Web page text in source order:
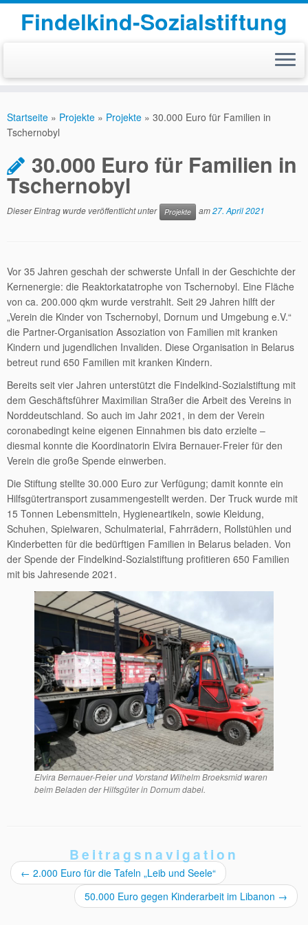
Inhalt
springen
Findelkind-Sozialstiftung
Startseite » Projekte » Projekte » 30.000 Euro für Familien in
Tschernobyl
30.000 Euro für Familien in
Tschernobyl
Dieser Eintrag wurde veröffentlicht unter Projekte am27. April 2021
Vor 35 Jahren geschah der schwerste Unfall in der Geschichte der
Kernenergie: die Reaktorkatatrophe von Tschernobyl. Eine Fläche
von ca. 200.000 qkm wurde verstrahlt. Seit 29 Jahren hilft der
„Verein die Kinder von Tschernobyl, Dornum und Umgebung e.V.“
die Partner-Organisation Assoziation von Familien mit kranken
Kindern und jugendlichen Invaliden. Diese Organisation in Belarus
betreut rund 650 Familien mit kranken Kindern.
Bereits seit vier Jahren unterstützt die Findelkind-Sozialstiftung mit
dem Geschäftsführer Maximilian Straßer die Arbeit des Vereins in
Norddeutschland. So auch im Jahr 2021, in dem der Verein
coronabedingt keine eigenen Einnahmen bis dato erzielte –
diesmal konnte die Koordinatorin Elvira Bernauer-Freier für den
Verein die große Spende einwerben.
Die Stiftung stellte 30.000 Euro zur Verfügung; damit konnte ein
Hilfsgütertransport zusammengestellt werden. Der Truck wurde mit
15 Tonnen Lebensmitteln, Hygieneartikeln, sowie Kleidung,
Schuhen, Spielwaren, Schulmaterial, Fahrrädern, Rollstühlen und
Kinderbetten für die bedürftigen Familien in Belarus beladen. Von
der Spende der Findelkind-Sozialstiftung profitieren 650 Familien
mit bis Jahresende 2021.
Elvira Bernauer-Freier und Vorstand Wilhelm Broeksmid waren
beim Beladen der Hilfsgüter in Dornum dabei.
Beitragsnavigation
← 2.000 Euro für die Tafeln „Leib und Seele“
50.000 Euro gegen Kinderarbeit im Libanon →